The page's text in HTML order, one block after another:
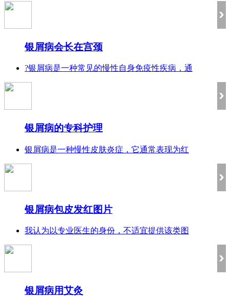
银屑病会长在宫颈
?银屑病是一种常见的慢性自身免疫性疾病，通
银屑病的专科护理
银屑病是一种慢性皮肤炎症，它通常表现为红
银屑病包皮发红图片
我认为以专业医生的身份，不适宜提供该类图
银屑病用艾灸